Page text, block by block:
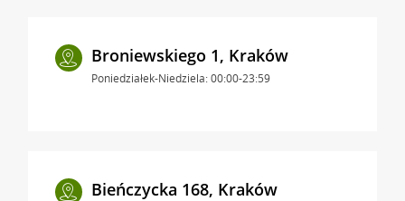
Broniewskiego 1, Kraków
Poniedziałek-Niedziela: 00:00-23:59
Bieńczycka 168, Kraków